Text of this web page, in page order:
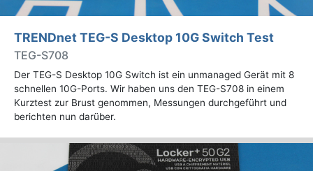
TRENDnet TEG-S Desktop 10G Switch Test
TEG-S708
Der TEG-S Desktop 10G Switch ist ein unmanaged Gerät mit 8
schnellen 10G-Ports. Wir haben uns den TEG-S708 in einem
Kurztest zur Brust genommen, Messungen durchgeführt und
berichten nun darüber.